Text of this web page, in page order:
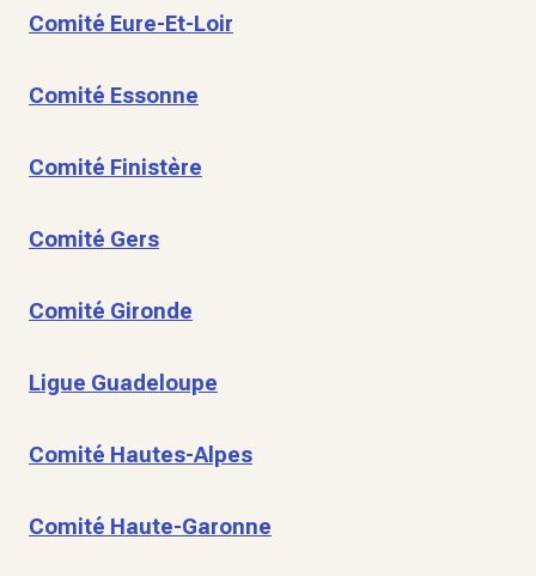
Comité Eure-Et-Loir
Comité Essonne
Comité Finistère
Comité Gers
Comité Gironde
Ligue Guadeloupe
Comité Hautes-Alpes
Comité Haute-Garonne